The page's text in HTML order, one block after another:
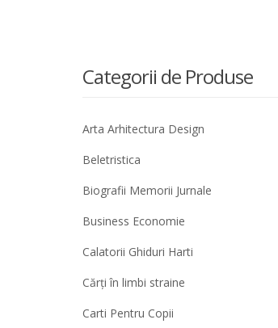
Categorii de Produse
Arta Arhitectura Design
Beletristica
Biografii Memorii Jurnale
Business Economie
Calatorii Ghiduri Harti
Cărți în limbi straine
Carti Pentru Copii